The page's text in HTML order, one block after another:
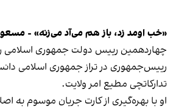
«خب اومد زد، باز هم می‌آد می‌زنه» -
چهاردهمین رییس دولت جمهوری اسلامی
رییس‌جمهوری در تراز جمهوری اسلامی
تدارکاتچی مطیع امر ولایت.
او با بهره‌گیری از کارت جریان موسوم به